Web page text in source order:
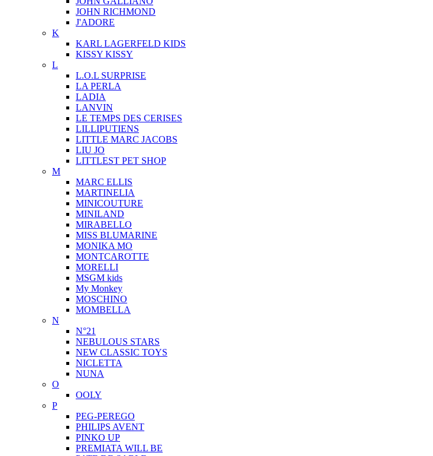
JOHN RICHMOND
J'ADORE
K
KARL LAGERFELD KIDS
KISSY KISSY
L
L.O.L SURPRISE
LA PERLA
LADIA
LANVIN
LE TEMPS DES CERISES
LILLIPUTIENS
LITTLE MARC JACOBS
LIU JO
LITTLEST PET SHOP
M
MARC ELLIS
MARTINELIA
MINICOUTURE
MINILAND
MIRABELLO
MISS BLUMARINE
MONIKA MO
MONTCAROTTE
MORELLI
MSGM kids
My Monkey
MOSCHINO
MOMBELLA
N
N°21
NEBULOUS STARS
NEW CLASSIC TOYS
NICLETTA
NUNA
O
OOLY
P
PEG-PEREGO
PHILIPS AVENT
PINKO UP
PREMIATA WILL BE